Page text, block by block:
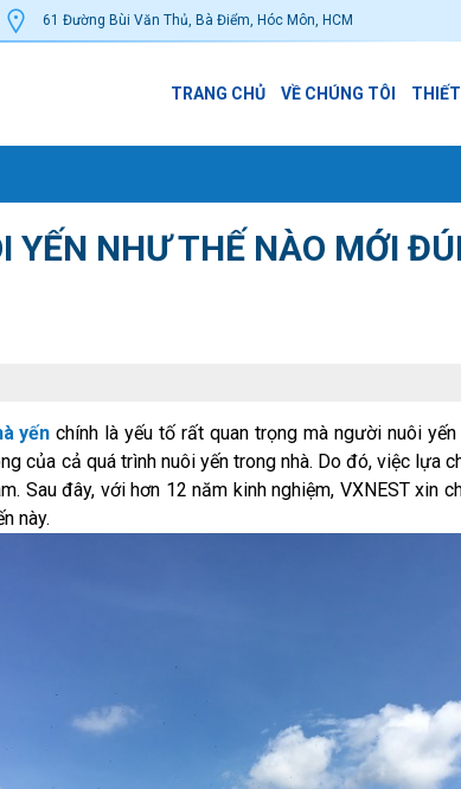
61 Đường Bùi Văn Thủ, Bà Điểm, Hóc Môn, HCM
TRANG CHỦ VỀ CHÚNG TÔI THIẾT
YẾN NHƯ THẾ NÀO MỚI
yến chính là yếu tố rất quan trọng mà người nuôi
của cả quá trình nuôi yến trong nhà. Do đó, việc lựa
Sau đây, với hơn 12 năm kinh nghiệm, VXNEST xin
này.